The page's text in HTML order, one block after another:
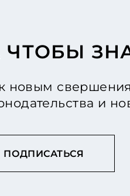
новым
и
ПОДПИСАТЬСЯ